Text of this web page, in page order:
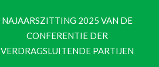
NAJAARSZITTING 2025 VAN DE
CONFERENTIE DER
VERDRAGSLUITENDE PARTIJEN